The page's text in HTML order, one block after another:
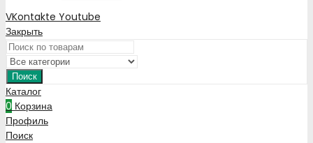
VKontakte Youtube
Закрыть
Поиск
Каталог
0 Корзина
Профиль
Поиск